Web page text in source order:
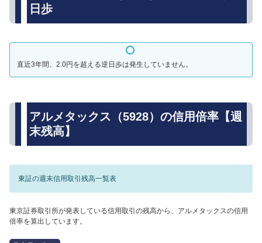
日歩
直近3年間、2.0円を超える逆日歩は発生していません。
アルメタックス（5928）の信用倍率【週
末残高】
東証の週末信用取引残高一覧表
東京証券取引所が発表している信用取引の残高から、アルメタックスの信用
倍率を算出しています。